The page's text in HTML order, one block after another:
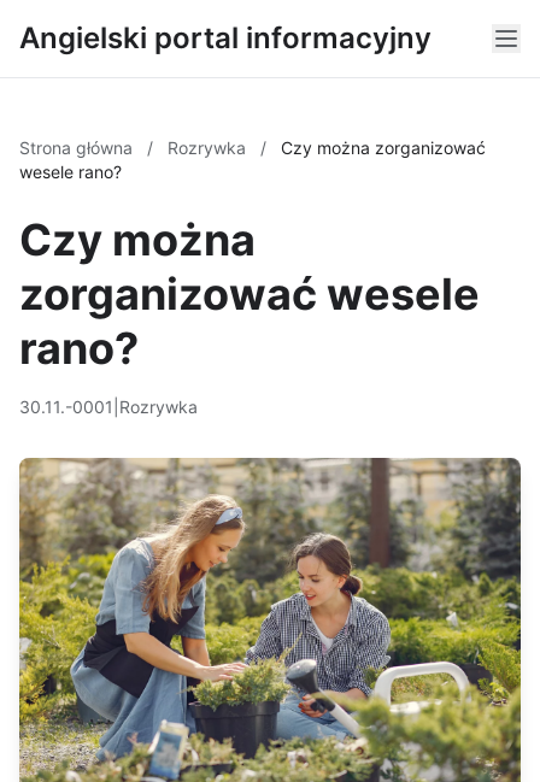
Angielski portal informacyjny
Strona główna / Rozrywka /
Czy można zorganizować
wesele rano?
Czy można
zorganizować wesele
rano?
30.11.-0001 Rozrywka